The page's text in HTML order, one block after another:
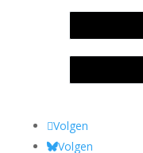
Volgen
Volgen